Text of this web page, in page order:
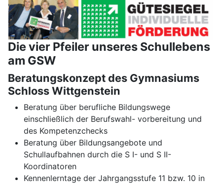
Die vier Pfeiler unseres Schullebens
am GSW
Beratungskonzept des Gymnasiums
Schloss Wittgenstein
Beratung über berufliche Bildungswege
einschließlich der Berufswahl- vorbereitung und
des Kompetenzchecks
Beratung über Bildungsangebote und
Schullaufbahnen durch die S I- und S II-
Koordinatoren
Kennenlerntage der Jahrgangsstufe 11 bzw. 10 in